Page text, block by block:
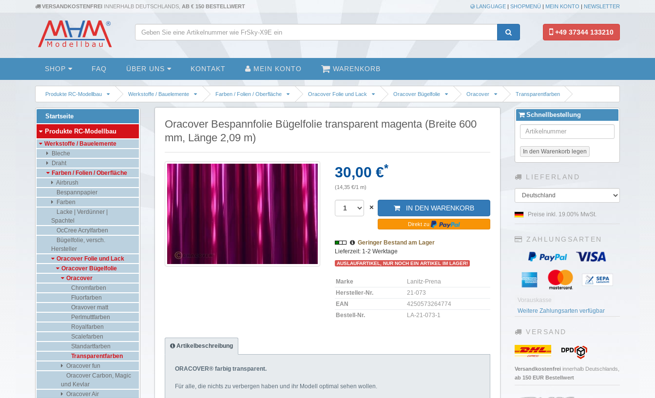
VERSANDKOSTENFREI INNERHALB DEUTSCHLANDS, AB € 150 BESTELLWERT LANGUAGE | SHOPMENÜ | MEIN KONTO | NEWSLETTER
+49 37344 133210
SHOP FAQ ÜBER UNS KONTAKT MEIN KONTO WARENKORB
Produkte RC-Modellbau Werkstoffe / Bauelemente Farben / Folien / Oberfläche Oracover Folie und Lack Oracover Bügelfolie Oracover Transparentfarben
Oracover Bespannfolie Bügelfolie transparent magenta (Breite 600
mm, Länge 2,09 m)
30,00 €*
(14,35 €/1 m)
× IN DEN WARENKORB
Direkt zu
Geringer Bestand am Lager
Lieferzeit: 1-2 Werktage
AUSLAUFARTIKEL, NUR NOCH EIN ARTIKEL IM LAGER!
Marke
Lanitz-Prena
Hersteller-Nr.
21-073
EAN
4250573264774
Bestell-Nr.
LA-21-073-1
Artikelbeschreibung
ORACOVER® farbig transparent.
Für alle, die nichts zu verbergen haben und ihr Modell optimal sehen wollen.
Startseite
Produkte RC-Modellbau
Werkstoffe / Bauelemente
Bleche
Draht
Farben / Folien / Oberfläche
Airbrush
Bespannpapier
Farben
Lacke | Verdünner |
Spachtel
OcCree Acrylfarben
Bügelfolie, versch.
Hersteller
Oracover Folie und Lack
Oracover Bügelfolie
Oracover
Chromfarben
Fluorfarben
Oravover matt
Perlmuttfarben
Royalfarben
Scalefarben
Standartfarben
Transparentfarben
Oracover fun
Oracover Carbon, Magic
und Kevlar
Oracover Air
Schnellbestellung
In den Warenkorb legen
LIEFERLAND
Land
Preise inkl. 19.00% MwSt.
ZAHLUNGSARTEN
Vorauskasse
Weitere Zahlungsarten verfügbar
VERSAND
Versandkostenfrei innerhalb Deutschlands,
ab 150 EUR Bestellwert